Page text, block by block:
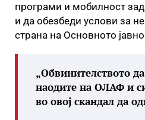
програми и мобилност
и да обезбеди услови за
страна на Основното
„Обвинителството
наодите на ОЛАФ и
во овој скандал да